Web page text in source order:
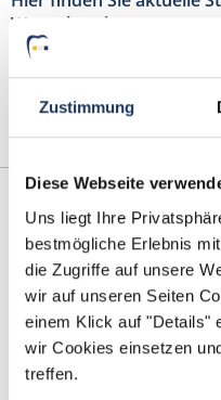
Zustimmung
Diese Webseite
Uns liegt Ihre
bestmögliche Erlebnis
die Zugriffe auf unsere
wir auf unseren Seiten
einem Klick auf "Details"
wir Cookies einsetzen
treffen.
Wunschregion:
Berlin|Hamburg|Köln|
Yanina Weilemann